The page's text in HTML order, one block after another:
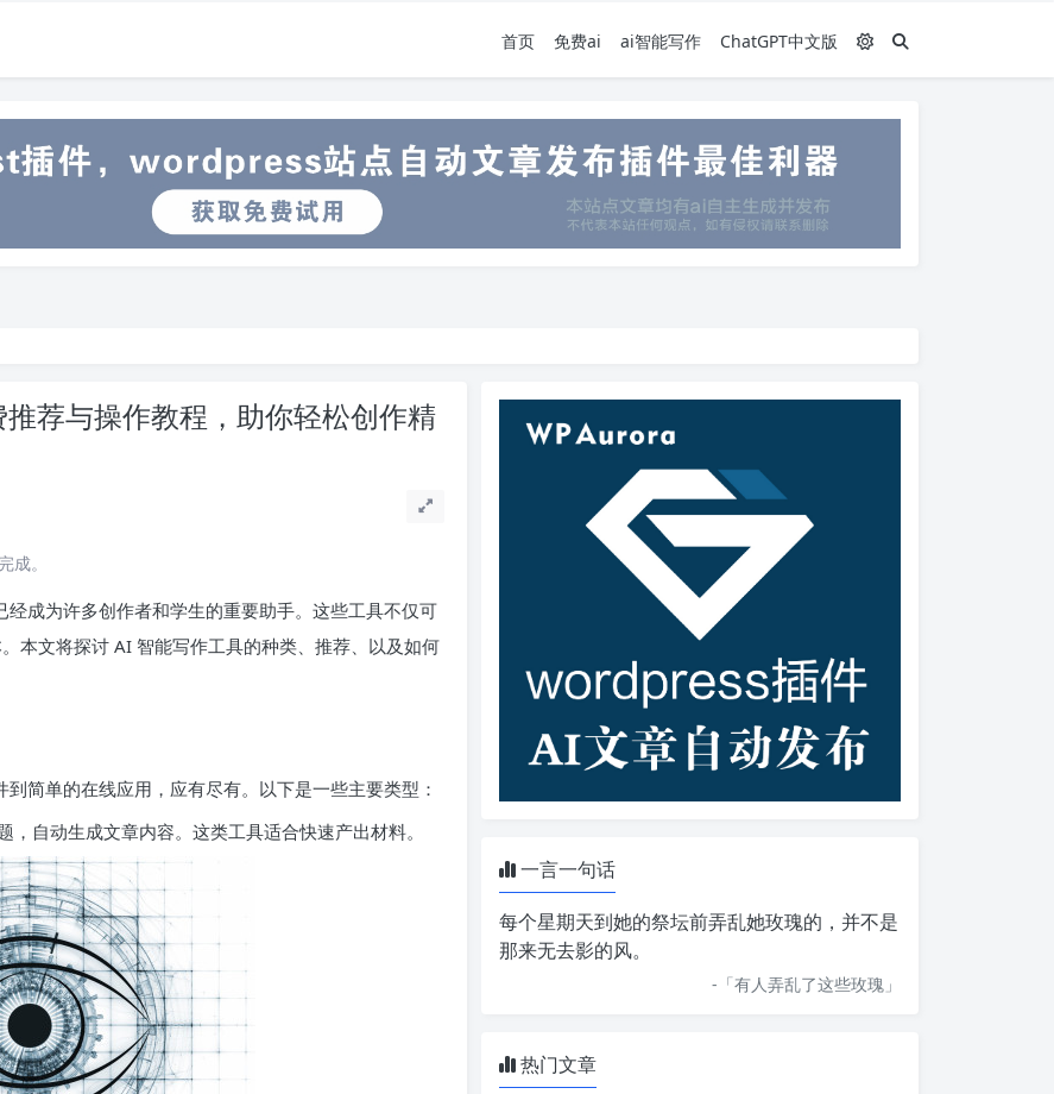
首页 免费ai ai智能写作 ChatGPT中文版
荐与操作教程，助你轻松创作精
成。
成为许多创作者和学生的重要助手。这些工具不仅可
本文将探讨 AI 智能写作工具的种类、推荐、以及如何
简单的在线应用，应有尽有。以下是一些主要类型：
，自动生成文章内容。这类工具适合快速产出材料。
一言一句话
每个星期天到她的祭坛前弄乱她玫瑰的，并不是
那来无去影的风。
-「有人弄乱了这些玫瑰 」
热门文章